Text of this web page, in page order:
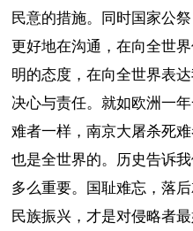
民意的措施。同时国家公
更好地在沟通，在向全世
明的态度，在向全世界表
决心与责任。就如欧洲一
难者一样，南京大屠杀死
也是全世界的。历史告诉
多么重要。国耻难忘，落
民族振兴，才是对侵略者